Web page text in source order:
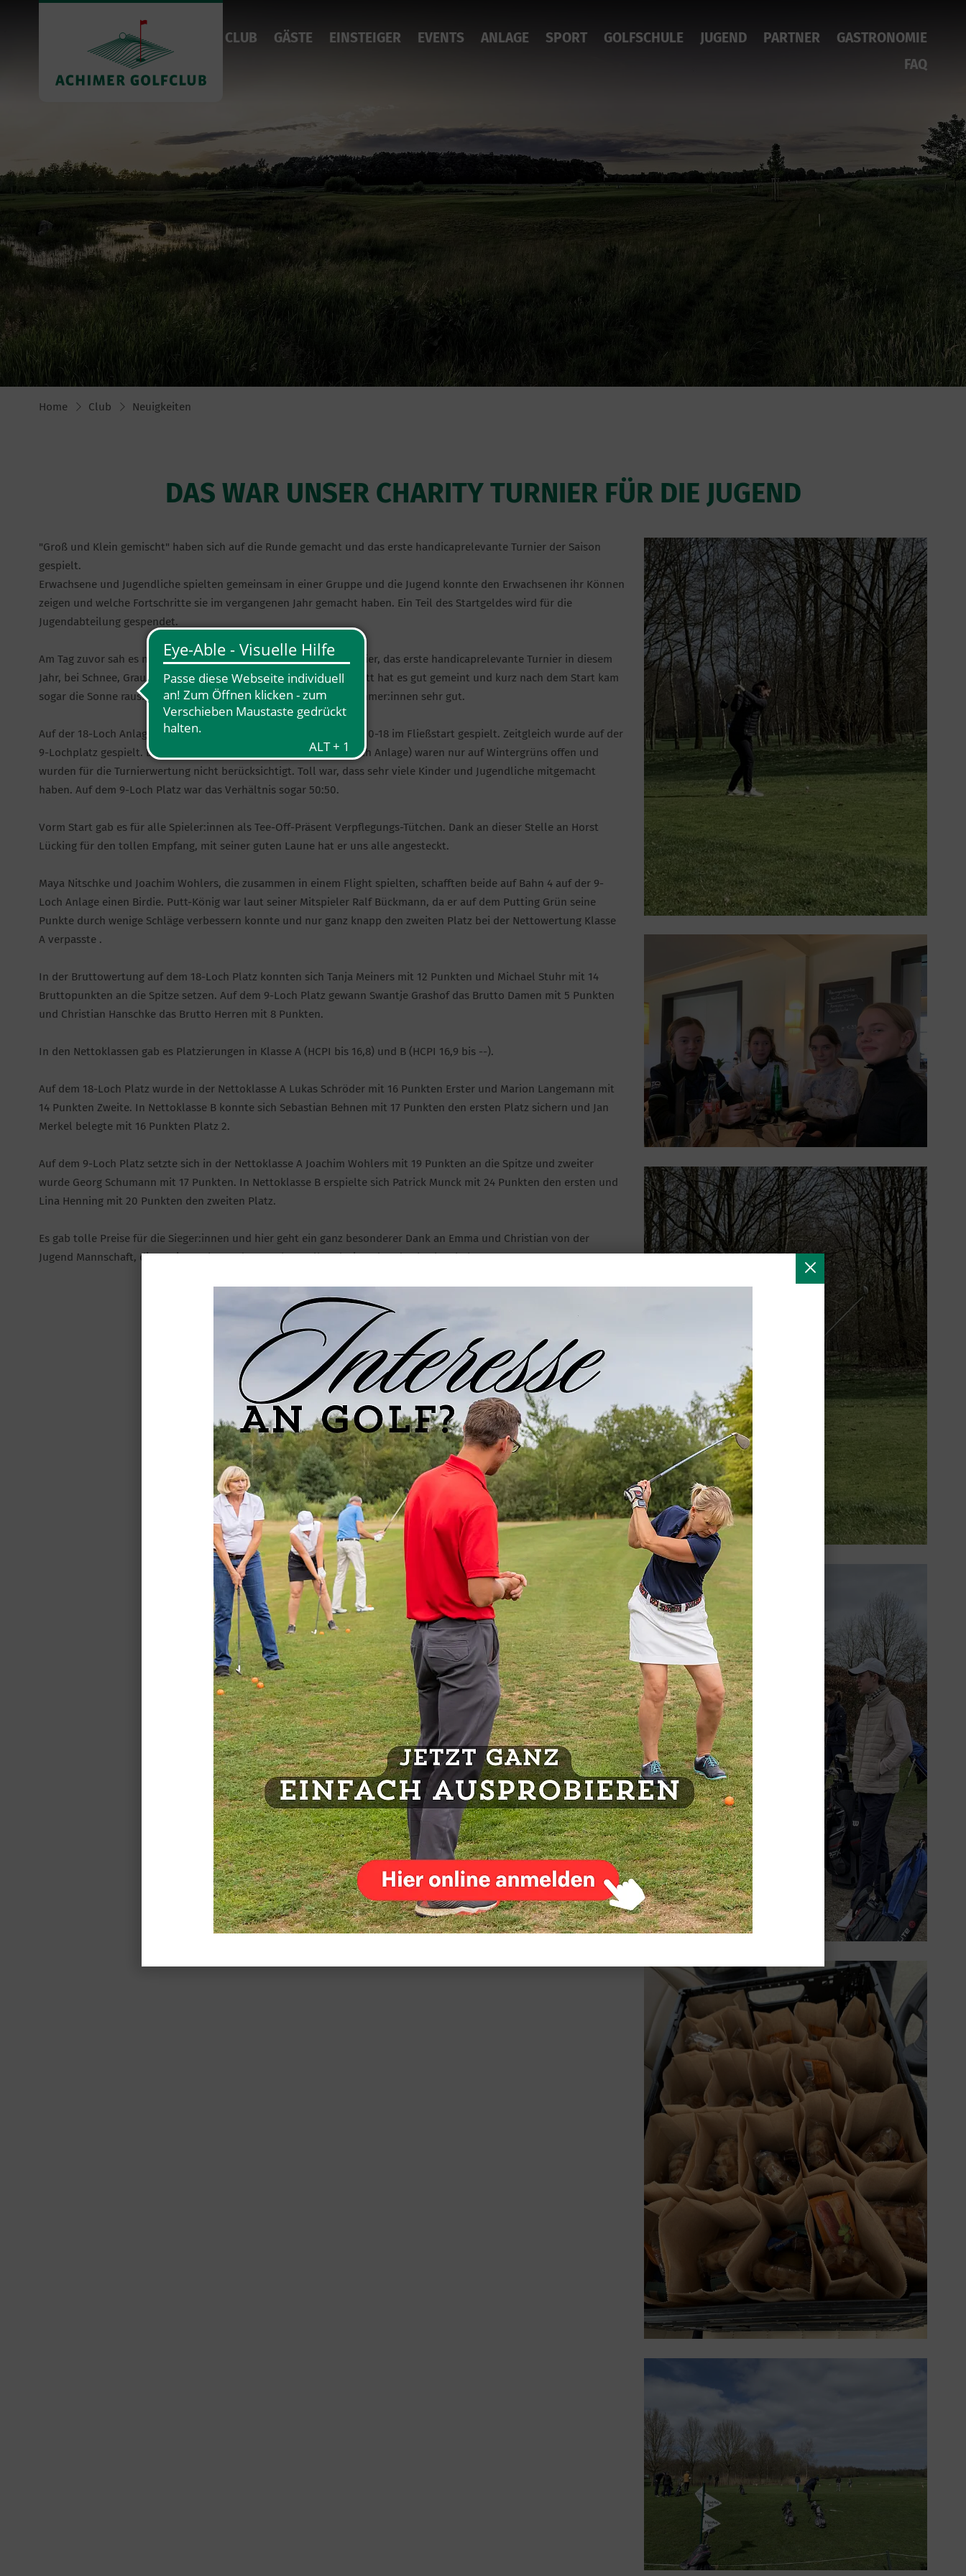
CLUB GÄSTE EINSTEIGER EVENTS ANLAGE SPORT GOLFSCHULE JUGEND PARTNER
GASTRONOMIE
FAQ
Home Club Neuigkeiten
DAS WAR UNSER CHARITY TURNIER FÜR DIE JUGEND
"Groß und Klein gemischt" haben sich auf die Runde gemacht und das erste handicaprelevante Turnier der Saison
gespielt.
Erwachsene und Jugendliche spielten gemeinsam in einer Gruppe und die Jugend konnte den Erwachsenen ihr Können
zeigen und welche Fortschritte sie im vergangenen Jahr gemacht haben. Ein Teil des Startgeldes wird für die
Jugendabteilung gespendet.
Am Tag zuvor sah es noch so aus als müssten wir das Charity Turnier, das erste handicaprelevante Turnier in diesem
Jahr, bei Schnee, Graupel und Regen austragen. Aber der Wettergott hat es gut gemeint und kurz nach dem Start kam
sogar die Sonne raus. Damit war die Stimmung bei allen 43 Teilnehmer:innen sehr gut.
Auf der 18-Loch Anlage wurde ein 9-Loch Turnier auf den Bahnen 10-18 im Fließstart gespielt. Zeitgleich wurde auf der
9-Lochplatz gespielt. Die Bahnen 16 (18-Loch Anlage) und 7 (9-Loch Anlage) waren nur auf Wintergrüns offen und
wurden für die Turnierwertung nicht berücksichtigt. Toll war, dass sehr viele Kinder und Jugendliche mitgemacht
haben. Auf dem 9-Loch Platz war das Verhältnis sogar 50:50.
Vorm Start gab es für alle Spieler:innen als Tee-Off-Präsent Verpflegungs-Tütchen. Dank an dieser Stelle an Horst
Lücking für den tollen Empfang, mit seiner guten Laune hat er uns alle angesteckt.
Maya Nitschke und Joachim Wohlers, die zusammen in einem Flight spielten, schafften beide auf Bahn 4 auf der 9-
Loch Anlage einen Birdie. Putt-König war laut seiner Mitspieler Ralf Bückmann, da er auf dem Putting Grün seine
Punkte durch wenige Schläge verbessern konnte und nur ganz knapp den zweiten Platz bei der Nettowertung Klasse
A verpasste .
In der Bruttowertung auf dem 18-Loch Platz konnten sich Tanja Meiners mit 12 Punkten und Michael Stuhr mit 14
Bruttopunkten an die Spitze setzen. Auf dem 9-Loch Platz gewann Swantje Grashof das Brutto Damen mit 5 Punkten
und Christian Hanschke das Brutto Herren mit 8 Punkten.
In den Nettoklassen gab es Platzierungen in Klasse A (HCPI bis 16,8) und B (HCPI 16,9 bis --).
Auf dem 18-Loch Platz wurde in der Nettoklasse A Lukas Schröder mit 16 Punkten Erster und Marion Langemann mit
14 Punkten Zweite. In Nettoklasse B konnte sich Sebastian Behnen mit 17 Punkten den ersten Platz sichern und Jan
Merkel belegte mit 16 Punkten Platz 2.
Auf dem 9-Loch Platz setzte sich in der Nettoklasse A Joachim Wohlers mit 19 Punkten an die Spitze und zweiter
wurde Georg Schumann mit 17 Punkten. In Nettoklasse B erspielte sich Patrick Munck mit 24 Punkten den ersten und
Lina Henning mit 20 Punkten den zweiten Platz.
Es gab tolle Preise für die Sieger:innen und hier geht ein ganz besonderer Dank an Emma und Christian von der
Jugend Mannschaft, die zwei ganz besondere Kuchen selbst designed und gebacken haben.